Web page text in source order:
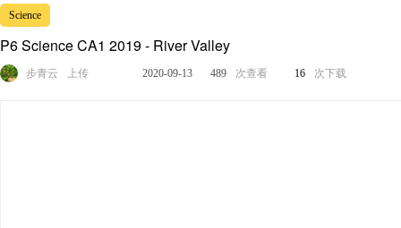
Science
P6 Science CA1 2019 - River Valley
步青云 上传 2020-09-13 489 次查看 16 次下载